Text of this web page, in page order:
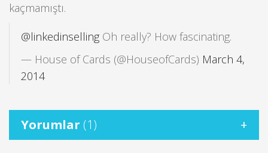
kaçmamıştı.
@linkedinselling Oh really? How fascinating.
— House of Cards (@HouseofCards) March 4,
2014
Yorumlar (1)